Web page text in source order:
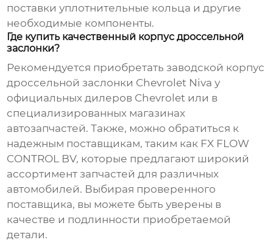
поставки уплотнительные кольца и другие
необходимые компоненты.
Где купить качественный корпус дроссельной
заслонки?
Рекомендуется приобретатьзаводской корпус
дроссельной заслонки Chevrolet Niva у
официальных дилеров Chevrolet или в
специализированных магазинах
автозапчастей. Также, можно обратиться к
надежным поставщикам, таким как FX FLOW
CONTROL BV, которые предлагают широкий
ассортимент запчастей для различных
автомобилей. Выбирая проверенного
поставщика, вы можете быть уверены в
качестве и подлинности приобретаемой
детали.